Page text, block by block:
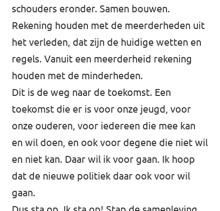
schouders eronder. Samen bouwen.
Rekening houden met de meerderheden uit
het verleden, dat zijn de huidige wetten en
regels. Vanuit een meerderheid rekening
houden met de minderheden.
Dit is de weg naar de toekomst. Een
toekomst die er is voor onze jeugd, voor
onze ouderen, voor iedereen die mee kan
en wil doen, en ook voor degene die niet wil
en niet kan. Daar wil ik voor gaan. Ik hoop
dat de nieuwe politiek daar ook voor wil
gaan.